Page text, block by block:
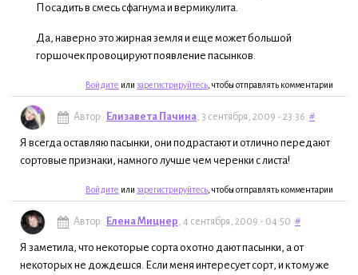
Посадить в смесь сфагнума и вермикулита.
Да, наверно это жирная земля и еще может большой
горшочек провоцируют появление пасынков.
Войдите или зарегистрируйтесь , чтобы отправлять комментарии
Автор: Елизавета Пачина, 3 сентября, 2009 - 23:36 #
Я всегда оставляю пасынки, они подрастают и отлично передают
сортовые признаки, намного лучше чем черенки с листа!
Войдите или зарегистрируйтесь , чтобы отправлять комментарии
Автор: Елена Мицнер, 4 сентября, 2009 - 04:50 #
Я заметила, что некоторые сорта охотно дают пасынки, а от
некоторых не дождешся. Если меня интересует сорт, и к тому же